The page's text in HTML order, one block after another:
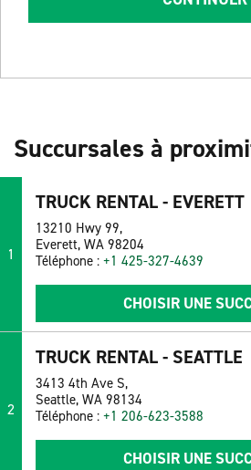
Succursales à
1
TRUCK RENTAL - EVERETT
13210 Hwy 99,
Everett, WA 98204
Téléphone : +1 425-327-4639
CHOISIR UNE
2
TRUCK RENTAL - SEATTLE
3413 4th Ave S,
Seattle, WA 98134
Téléphone : +1 206-623-3588
CHOISIR UNE